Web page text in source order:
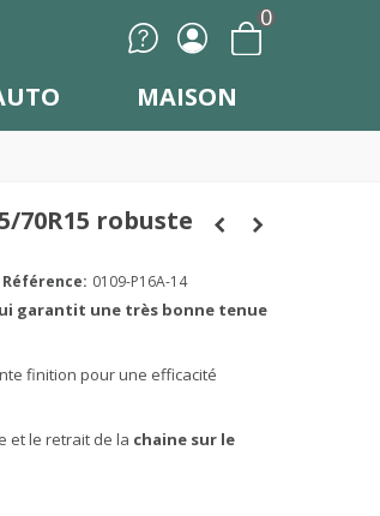
0
MAISON
70R15 robuste
Référence: 0109-P16A-14
garantit une très bonne tenue
finition pour une efficacité
et le retrait de la chaine sur le